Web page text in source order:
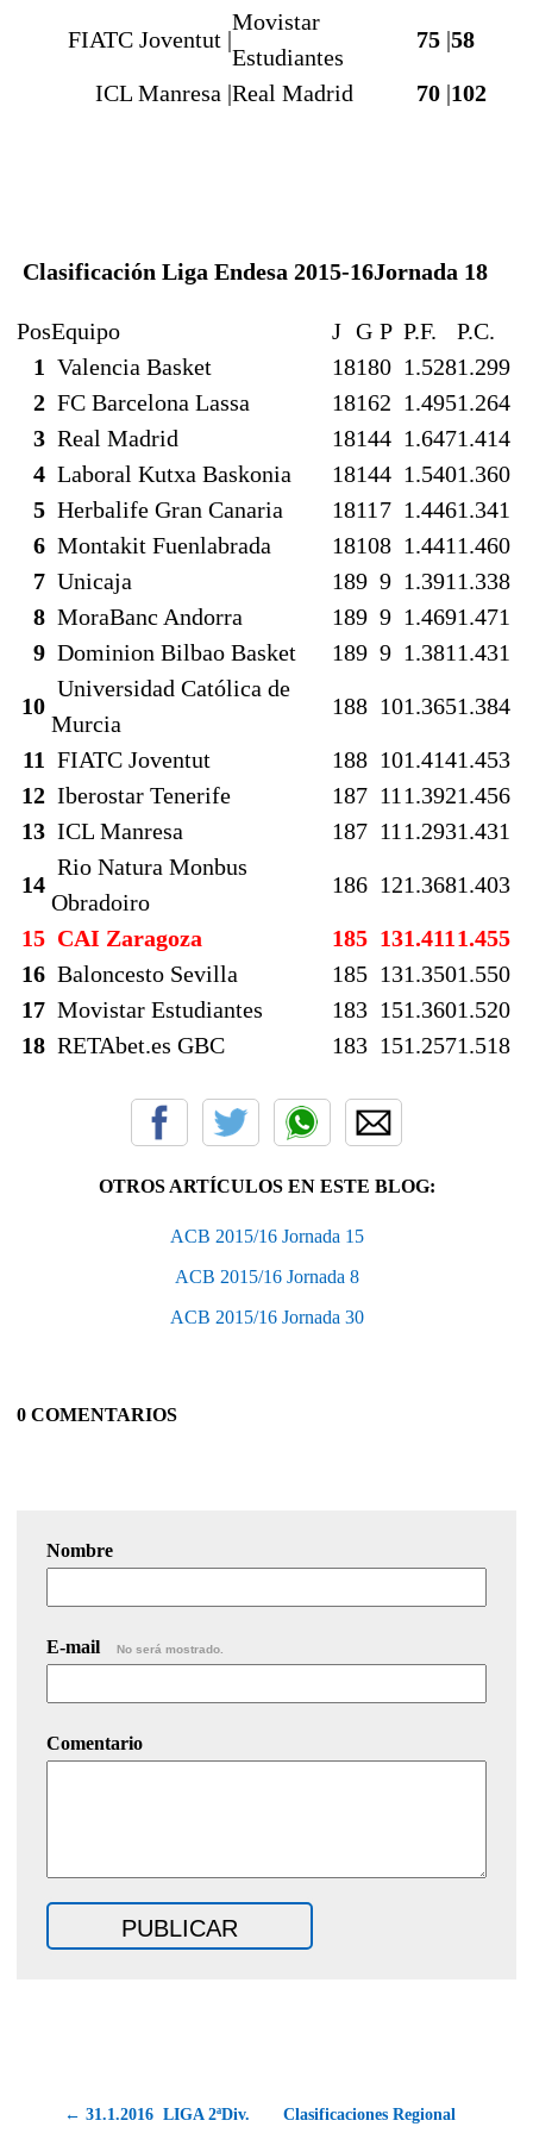
FIATC Joventut |
Movistar
Estudiantes
75 |58
ICL Manresa |Real Madrid 70 |102
Clasificación Liga Endesa 2015-16Jornada 18
PosEquipo J G P P.F.
P.C.
1 Valencia Basket 18180 1.5281.299
2 FC Barcelona Lassa 18162 1.4951.264
3 Real Madrid 18144 1.6471.414
4 Laboral Kutxa Baskonia 18144 1.5401.360
5 Herbalife Gran Canaria 1811 7 1.4461.341
6 Montakit Fuenlabrada 18108 1.4411.460
7 Unicaja 189 9 1.3911.338
8 MoraBanc Andorra 189 9 1.4691.471
9 Dominion Bilbao Basket 189 9 1.3811.431
10
Universidad Católica de
Murcia
188 101.3651.384
11 FIATC Joventut 188 101.4141.453
12 Iberostar Tenerife 187 11 1.3921.456
13 ICL Manresa 187 11 1.2931.431
14
Rio Natura Monbus
Obradoiro
186 121.3681.403
15 CAI Zaragoza 185 131.411 1.455
16 Baloncesto Sevilla 185 131.3501.550
17 Movistar Estudiantes 183 151.3601.520
18 RETAbet.es GBC 183 151.2571.518
OTROS ARTÍCULOS EN ESTE BLOG:
ACB 2015/16 Jornada 15
ACB 2015/16 Jornada 8
ACB 2015/16 Jornada 30
0 COMENTARIOS
Nombre
E-mail No será mostrado.
Comentario
← 31.1.2016  LIGA 2ªDiv. Clasificaciones Regional